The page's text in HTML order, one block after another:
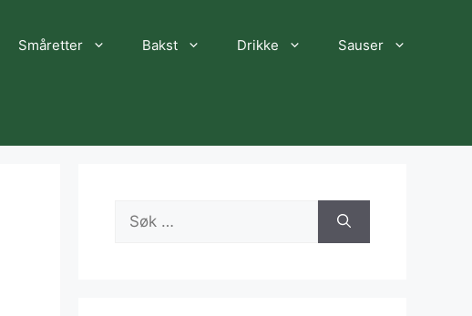
Småretter Bakst Drikke Sauser
Søk
etter: